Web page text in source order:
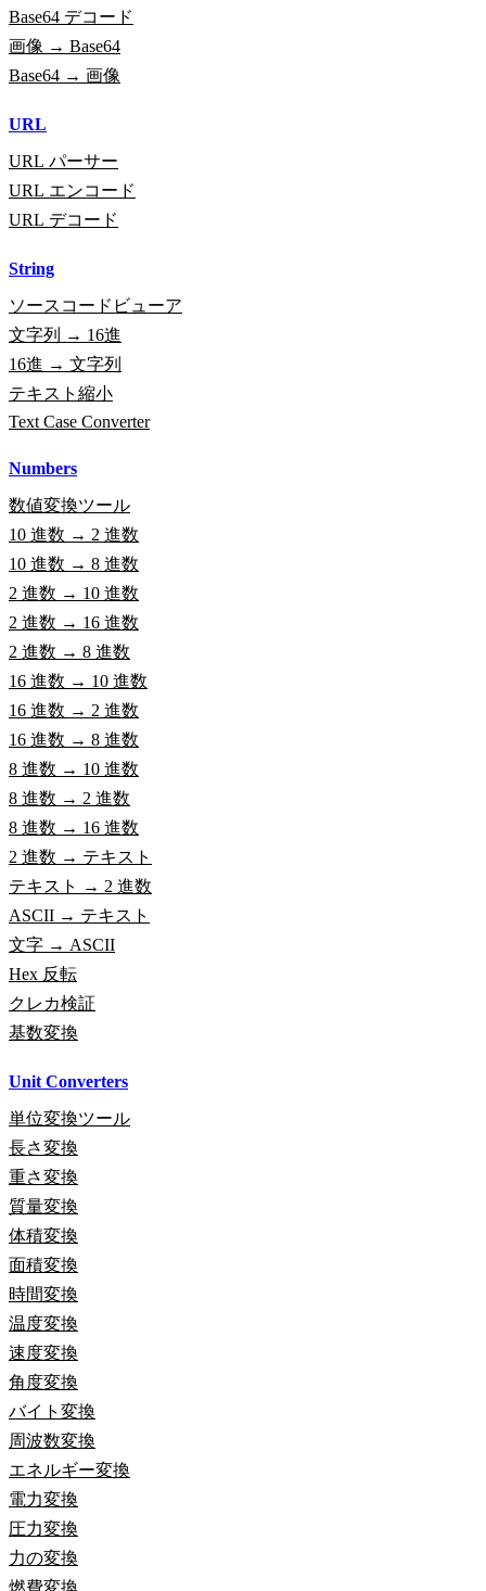
Base64 デコード
画像 → Base64
Base64 → 画像
URL
URL パーサー
URL エンコード
URL デコード
String
ソースコードビューア
文字列 → 16進
16進 → 文字列
テキスト縮小
Text Case Converter
Numbers
数値変換ツール
10 進数 → 2 進数
10 進数 → 8 進数
2 進数 → 10 進数
2 進数 → 16 進数
2 進数 → 8 進数
16 進数 → 10 進数
16 進数 → 2 進数
16 進数 → 8 進数
8 進数 → 10 進数
8 進数 → 2 進数
8 進数 → 16 進数
2 進数 → テキスト
テキスト → 2 進数
ASCII → テキスト
文字 → ASCII
Hex 反転
クレカ検証
基数変換
Unit Converters
単位変換ツール
長さ変換
重さ変換
質量変換
体積変換
面積変換
時間変換
温度変換
速度変換
角度変換
バイト変換
周波数変換
エネルギー変換
電力変換
圧力変換
力の変換